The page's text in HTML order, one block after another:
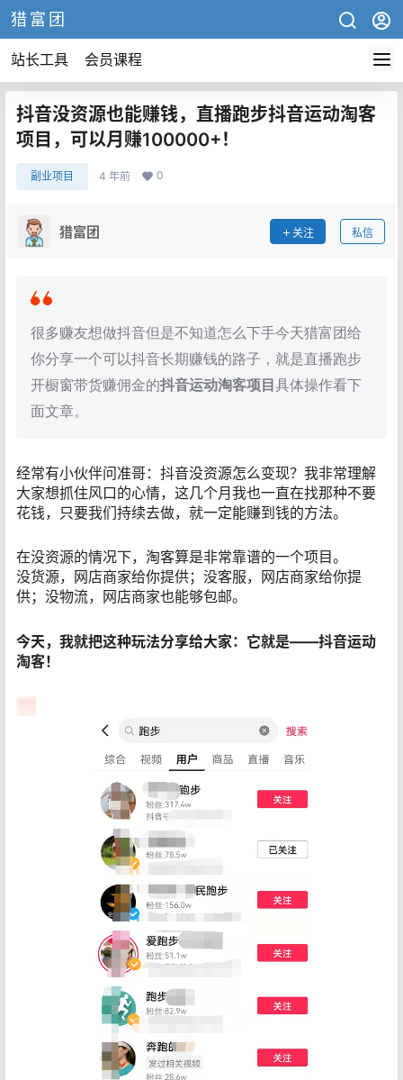
猎富团
站长工具 会员课程
抖音没资源也能赚钱，直播跑步抖音运动淘客
项目，可以月赚100000+！
副业项目 4 年前 0
猎富团 关注 私信
很多赚友想做抖音但是不知道怎么下手今天猎富团给
你分享一个可以抖音长期赚钱的路子，就是直播跑步
开橱窗带货赚佣金的抖音运动淘客项目 具体操作看下
面文章。
经常有小伙伴问准哥：抖音没资源怎么变现？我非常理解
大家想抓住风口的心情，这几个月我也一直在找那种不要
花钱，只要我们持续去做，就一定能赚到钱的方法。
在没资源的情况下，淘客算是非常靠谱的一个项目。
没货源，网店商家给你提供；没客服，网店商家给你提
供；没物流，网店商家也能够包邮。
今天，我就把这种玩法分享给大家：它就是——抖音运动
淘客！